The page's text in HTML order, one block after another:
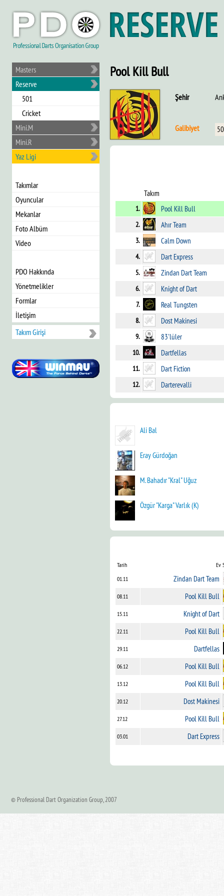
Masters
Reserve
501
Cricket
Mini.M
Mini.R
Yaz Ligi
Takımlar
Oyuncular
Mekanlar
Foto Albüm
Video
PDO Hakkında
Yönetmelikler
Formlar
İletişim
Takım Girişi
Pool Kill Bull
Şehir
Galibiyet
Takım
1. Pool Kill Bull
2. Ahır Team
3. Calm Down
4. Dart Express
5. Zindan Dart Team
6. Knight of Dart
7. Real Tungsten
8. Dost Makinesi
9. 83'lüler
10. Dartfellas
11. Dart Fiction
12. Darterevalli
Ali Bal
Eray Gürdoğan
M. Bahadır "Kral" Uğuz
Özgür "Karga" Varlık (K)
Tarih
Ev
01.11
Zindan Dart Team
08.11 Pool Kill Bull
15.11 Knight of Dart
22.11 Pool Kill Bull
29.11 Dartfellas
06.12 Pool Kill Bull
13.12 Pool Kill Bull
20.12 Dost Makinesi
27.12 Pool Kill Bull
03.01 Dart Express
© Professional Dart Organization Group, 2007